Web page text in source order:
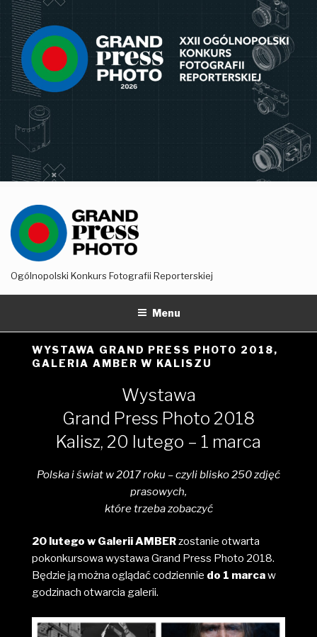
Przejdź
do
treści
Ogólnopolski Konkurs Fotografii Reporterskiej
Menu
WYSTAWA GRAND PRESS PHOTO 2018,
GALERIA AMBER W KALISZU
Wystawa
Grand Press Photo 2018
Kalisz, 20 lutego – 1 marca
Polska i świat w 2017 roku – czyli blisko 250 zdjęć
prasowych,
które trzeba zobaczyć
20 lutego w Galerii AMBERzostanie otwarta
pokonkursowa wystawa Grand Press Photo 2018.
Będzie ją można oglądać codziennie do 1 marcaw
godzinach otwarcia galerii.